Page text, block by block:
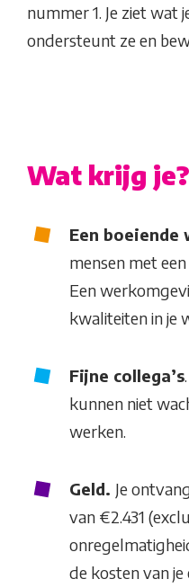
nummer 1. Je ziet wat
ondersteunt ze en
Wat krijg je?
Een boeiende
mensen met
Een
kwaliteiten in je
Fijne collega’s
kunnen niet
werken.
Geld. Je
van €2.431
de kosten van